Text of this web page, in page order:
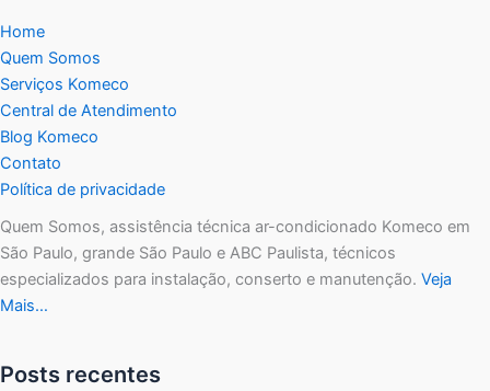
Home
Quem Somos
Serviços Komeco
Central de Atendimento
Blog Komeco
Contato
Política de privacidade
Quem Somos, assistência técnica ar-condicionado Komeco em
São Paulo, grande São Paulo e ABC Paulista, técnicos
especializados para instalação, conserto e manutenção. Veja
Mais…
Posts recentes